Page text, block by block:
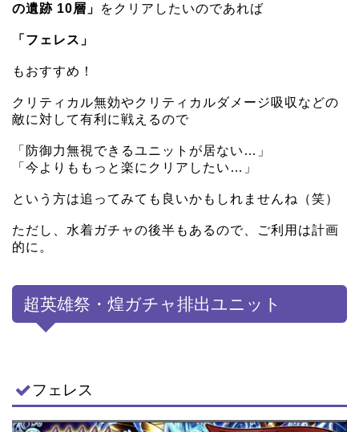
の遺跡 10層」
をクリアしたいのであれば
「フェレス」
もおすすめ！
クリティカル無効やクリティカルダメージ吸収などの
敵に対して有利に戦えるので
「防御力無視できるユニットが居ない…」
「今よりももっと楽にクリアしたい…」
という方は追ってみても良いかもしれませんね（笑）
ただし、水着ガチャの後半もあるので、ご利用は計画
的に。
超英雄祭・煌ガチャ排出ユニット
フェレス